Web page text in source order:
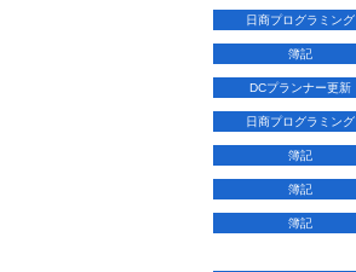
日商プログラミング
簿記
DCプランナー更新
日商プログラミング
簿記
簿記
簿記